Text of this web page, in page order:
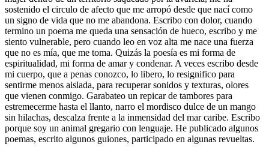
sostenido el circulo de afecto que me arropó desde que nací como
un signo de vida que no me abandona. Escribo con dolor, cuando
termino un poema me queda una sensación de hueco, escribo y me
siento vulnerable, pero cuando leo en voz alta me nace una fuerza
que no es mía, que me toma. Quizás la poesía es mi forma de
espiritualidad, mi forma de amar y condenar. A veces escribo desde
mi cuerpo, que a penas conozco, lo libero, lo resignifico para
sentirme menos aislada, para recuperar sonidos y texturas, olores
que vienen conmigo. Garabateo un repicar de tambores para
estremecerme hasta el llanto, narro el mordisco dulce de un mango
sin hilachas, descalza frente a la inmensidad del mar caribe. Escribo
porque soy un animal gregario con lenguaje. He publicado algunos
poemas, escrito algunos guiones, participado en algunas revueltas.